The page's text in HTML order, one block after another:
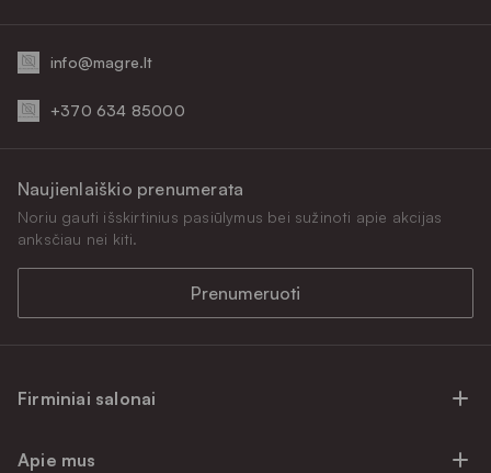
info@magre.lt
+370 634 85000
Firminiai salonai
Apie mus
Naujienlaiškio prenumerata
Noriu gauti išskirtinius pasiūlymus bei sužinoti apie akcijas
anksčiau nei kiti.
Prenumeruoti